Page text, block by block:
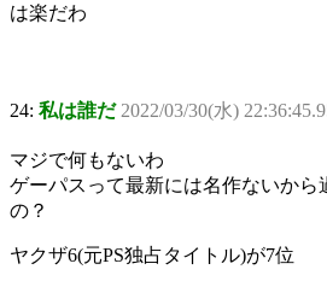
は楽だわ
24: 私は誰だ 2022/03/30(水)
マジで何もないわ
ゲーパスって最新には名作ないから
の？
ヤクザ6(元PS独占タイトル)が7位